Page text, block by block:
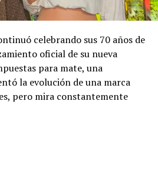
celebrando sus 70 años de
oficial de su nueva
para mate, una
la evolución de una marca
pero mira constantemente